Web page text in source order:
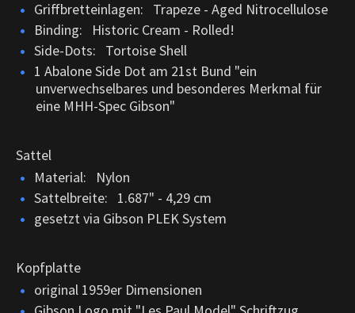
Griffbretteinlagen: Trapeze - Aged Nitrocellulose
Binding: Historic Cream - Rolled!
Side-Dots: Tortoise Shell
1 Abalone Side Dot am 21st Bund "ein
unverwechselbares und besonderes Merkmal für
eine MHH-Spec Gibson"
Sattel
Material: Nylon
Sattelbreite: 1.687" - 4,29 cm
gesetzt via Gibson PLEK System
Kopfplatte
original 1959er Dimensionen